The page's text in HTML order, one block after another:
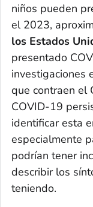
niños pueden
el 2023,
los Estados
presentado
investigaciones
que contraen el
COVID-19
identificar esta
especialmente
podrían tener
describir los
teniendo.